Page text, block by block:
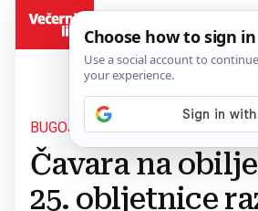
BUGOJNO
Čavara na
25. obljetnice